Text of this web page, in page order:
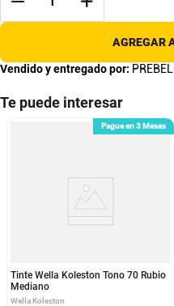
AGREGAR
Vendido y entregado por:
Te puede interesar
Pague en 3 Meses
Tinte Wella Koleston Tono 70 Rubio
Mediano
Wella Koleston